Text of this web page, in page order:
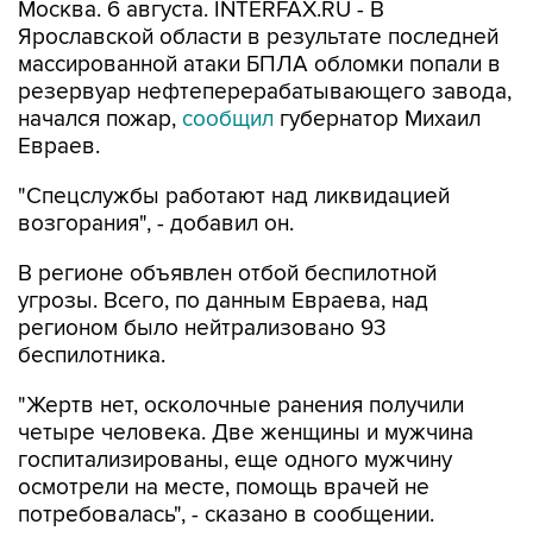
массированной атаки БПЛА обломки попали в
резервуар нефтеперерабатывающего завода,
начался пожар, сообщилгубернатор Михаил
Евраев.
"Спецслужбы работают над ликвидацией
В регионе объявлен отбой беспилотной
регионом было нейтрализовано 93
беспилотника.
"Жертв нет, осколочные ранения получили
госпитализированы, еще одного мужчину
осмотрели на месте, помощь врачей не
потребовалась", - сказано в сообщении.
Каксообщал губернатор ранее утром, из-за